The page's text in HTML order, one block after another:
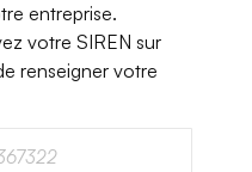
entreprise.
votre SIREN sur
renseigner votre